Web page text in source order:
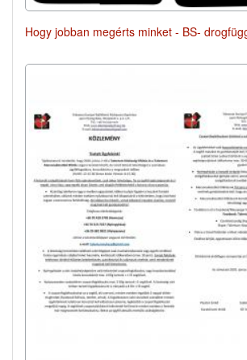
Hogy jobban megérts minket - BS-